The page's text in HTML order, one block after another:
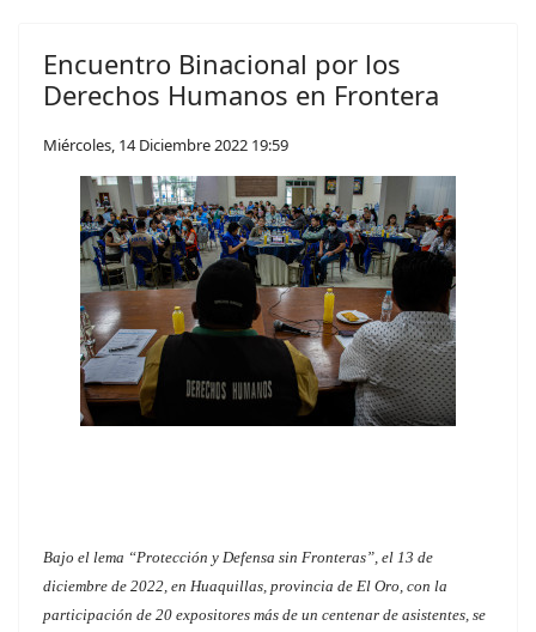
Encuentro Binacional por los
Derechos Humanos en Frontera
Miércoles, 14 Diciembre 2022 19:59
Bajo el lema “Protección y Defensa sin Fronteras”, el 13 de
diciembre de 2022, en Huaquillas, provincia de El Oro, con la
participación de 20 expositores más de un centenar de asistentes, se